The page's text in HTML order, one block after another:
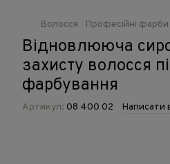
Волосся Професійні фарби
Відновлююча
захисту волосся
фарбування
Артикул: 08 400 02 Написати